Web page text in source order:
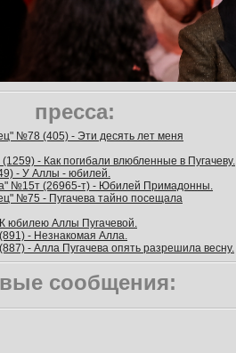
пресса:
№78 (405) - Эти десять лет меня
- Как погибали влюбленные в Пугачеву.
- У Аллы - юбилей.
№15т (26965-т) - Юбилей Примадонны.
№75 - Пугачева тайно посещала
юбилею Аллы Пугачевой.
- Незнакомая Алла.
- Алла Пугачева опять разрешила весну.
сообщения: